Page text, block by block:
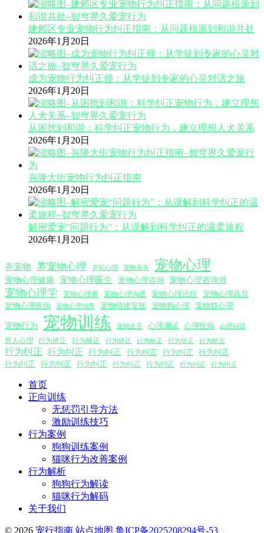
建邺区专业宠物行为纠正指南：从问题根源到和谐共处
2026年1月20日
成为宠物行为纠正师：从学徒到专家的心灵对话之旅
2026年1月20日
从困扰到和谐：科学纠正宠物行为，建立理想人犬关系
2026年1月20日
兴隆大街宠物行为纠正指南
2026年1月20日
解密爱宠“问题行为”：从误解到科学纠正的温柔旅程
2026年1月20日
养宠物 养宠物心理 养蛇心理 宠物丢失 宠物心理
宠物心理健康 宠物心理医生 宠物心理咨询 宠物心理咨询师
宠物心理学 宠物心理师 宠物心理沟通 宠物心理治疗
宠物心理疏导
宠物心理疾病
宠物心理辅导 宠物情绪安抚 宠物狗心理 宠物猫心理
宠物行为 宠物训练 宠物走丢 心理测试 心理疾病 心理问题
男人心理 行为矫正 行为矫正 行为矫正 行为矫正 行为矫正 行为矫正
行为纠正 行为纠正 行为纠正 行为纠正 行为纠正
行为纠正
行为纠正
行为纠正 行为纠正 行为纠正 行为纠正 行为纠正 行为纠正
首页
正向训练
无惩罚引导方法
激励训练技巧
行为案例
狗狗训练案例
猫咪行为改善案例
行为解析
狗狗行为解读
猫咪行为解码
关于我们
© 2026 宠行指南 站点地图 鲁ICP备2025208294号-53